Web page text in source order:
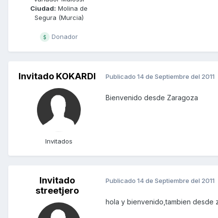
Ciudad: Molina de
Segura (Murcia)
Donador
Invitado KOKARDI
Invitados
Publicado 14 de Septiembre del 2011
Bienvenido desde Zaragoza
Invitado
streetjero
Publicado 14 de Septiembre del 2011
hola y bienvenido,tambien desde